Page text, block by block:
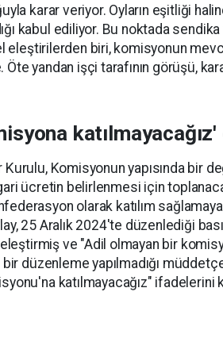
karar veriyor. Oyların eşitliği
kabul ediliyor. Bu noktada
biri, komisyonun
yandan işçi tarafının görüşü,
Kurulu, Komisyonun yapısında bir
ücretin belirlenmesi için
olarak katılım
25 Aralık 2024'te düzenlediği
ve "Adil olmayan bir
düzenleme yapılmadığı
katılmayacağız" ifadelerini